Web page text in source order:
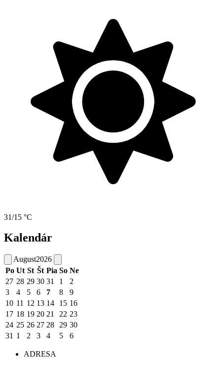
31/15 °C
Kalendár
August2026
Po Ut St Št Pia So Ne
27 28 29 30 31 1
2
3
4 5 6 7 8
9
10 11 12 13 14 15 16
17 18 19 20 21 22 23
24 25 26 27 28 29 30
31 1 2 3 4 5 6
ADRESA